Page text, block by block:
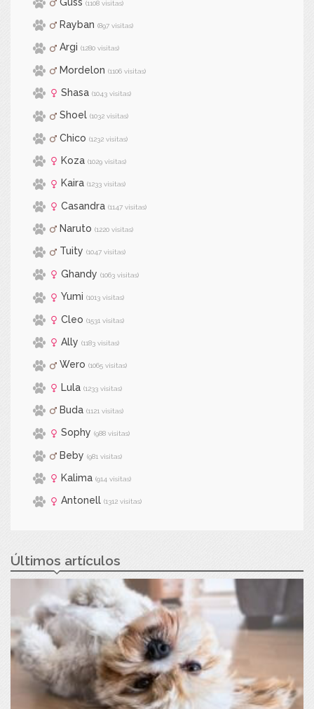
(1108 visitas)
Rayban (897 visitas)
Argi (1280 visitas)
Mordelon (1106 visitas)
Shasa (1043 visitas)
Shoel (1032 visitas)
Chico (1232 visitas)
Koza (1029 visitas)
Kaira (1233 visitas)
Casandra (1147 visitas)
Naruto (1220 visitas)
Tuity (1047 visitas)
Ghandy (1063 visitas)
Yumi (1013 visitas)
Cleo (1531 visitas)
Ally (1183 visitas)
Wero (1065 visitas)
Lula (1233 visitas)
Buda (1121 visitas)
Sophy (988 visitas)
Beby (981 visitas)
Kalima (914 visitas)
Antonell (1312 visitas)
Últimos artículos